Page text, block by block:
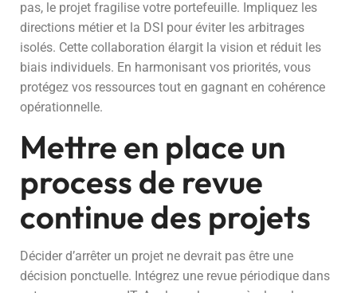
pas, le projet fragilise votre portefeuille. Impliquez les
directions métier et la DSI pour éviter les arbitrages
isolés. Cette collaboration élargit la vision et réduit les
biais individuels. En harmonisant vos priorités, vous
protégez vos ressources tout en gagnant en cohérence
opérationnelle.
Mettre en place un
process de revue
continue des projets
Décider d’arrêter un projet ne devrait pas être une
décision ponctuelle. Intégrez une revue périodique dans